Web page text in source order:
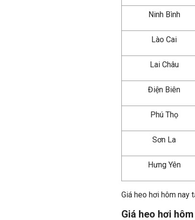
Ninh Bình
Lào Cai
Lai Châu
Điện Biên
Phú Thọ
Sơn La
Hưng Yên
Giá heo hơi hôm nay
Giá heo hơi